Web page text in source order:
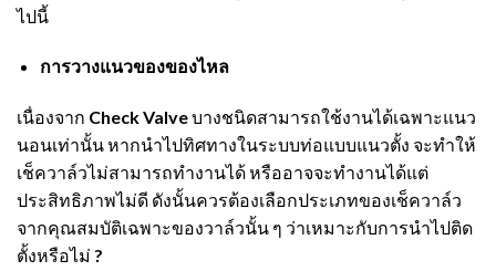
ไปนี้
การวางแนวของของไหล
เนื่องจาก Check Valve บางชนิดสามารถใช้งานได้เฉพาะแนว
นอนเท่านั้น หากนำไปทิศทางในระบบท่อแบบแนวตั้ง จะทำให้
เช็ควาล์วไม่สามารถทำงานได้ หรืออาจจะทำงานได้แต่
ประสิทธิภาพไม่ดี ดังนั้นควรต้องเลือกประเภทของเช็ควาล์ว
จากคุณสมบัติเฉพาะของวาล์วนั้น ๆ ว่าเหมาะกับการนำไปติด
ตั้งหรือไม่ ?